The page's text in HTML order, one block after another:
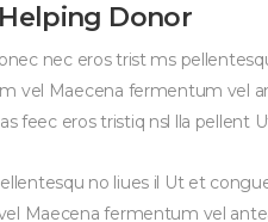
Donor
nec eros trist ms
vel Maecena fermentum vel
feec eros tristiq nsl lla pellent
no liues il Ut et
Maecena fermentum vel